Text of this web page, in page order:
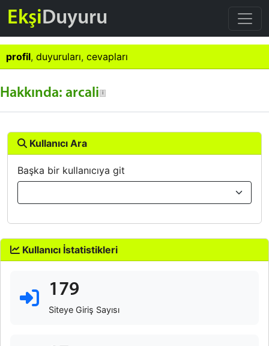
EkşiDuyuru
profil, duyuruları, cevapları
Hakkında: arcali
Kullanıcı Ara
Başka bir kullanıcıya git
Kullanıcı İstatistikleri
179
Siteye Giriş Sayısı